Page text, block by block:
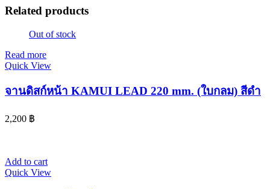
Related products
Out of stock
Read more
Quick View
จานดิสก์หน้า KAMUI LEAD 220 mm. (ใบกลม) สีดำ
2,200 ฿
Add to cart
Quick View